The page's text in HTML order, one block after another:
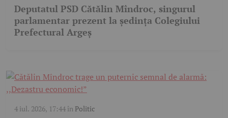
Deputatul PSD Cătălin Mîndroc, singurul
parlamentar prezent la ședința Colegiului
Prefectural Argeș
4 iul. 2026, 17:44 în Politic